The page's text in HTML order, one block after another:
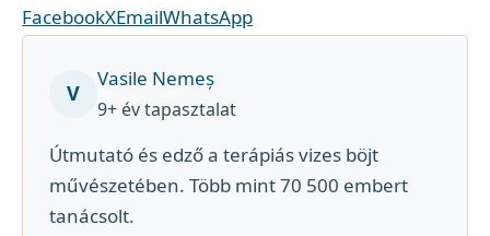
FacebookXEmailWhatsApp
V
Vasile Nemeș
9+ év tapasztalat
Útmutató és edző a terápiás vizes böjt
művészetében. Több mint 70 500 embert
tanácsolt.